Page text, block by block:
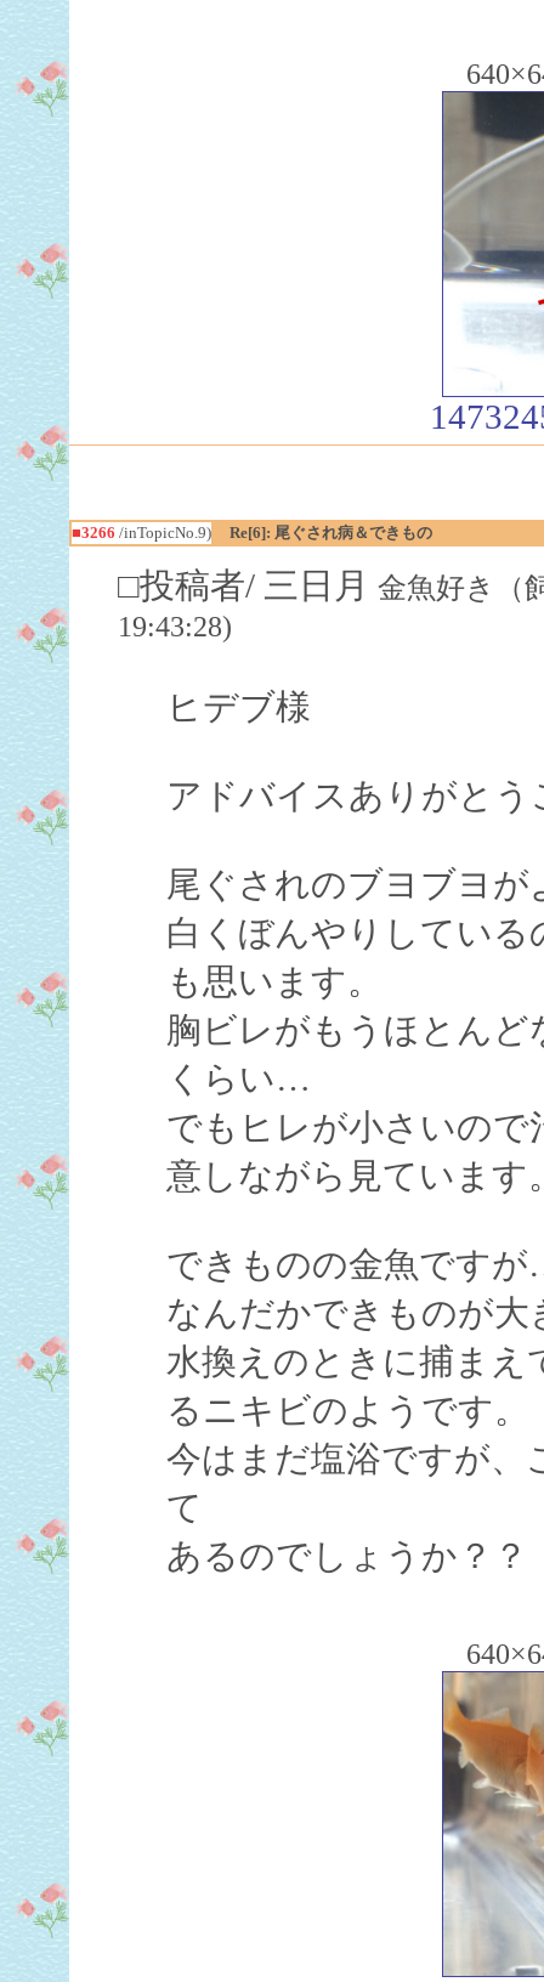
■3266 /inTopicNo.9) Re[6]: 尾ぐされ病＆できもの
□投稿者/ 三日月 金魚好き（
19:43:28)
ヒデブ様
アドバイスありがとう
尾ぐされのブヨブヨ
白くぼんやりしてい
も思います。
胸ビレがもうほとん
くらい…
でもヒレが小さいの
意しながら見ています
できものの金魚です
なんだかできものが
水換えのときに捕まえ
るニキビのようです。
今はまだ塩浴ですが、
て
あるのでしょうか？？